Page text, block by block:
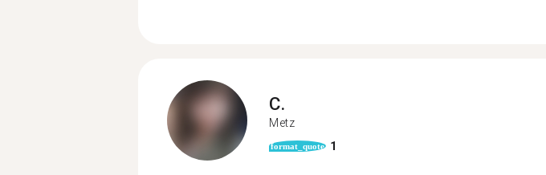
C.
Metz
format_quote 1